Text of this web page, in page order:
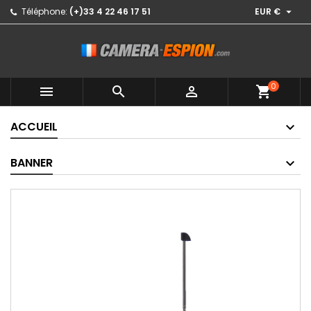
Téléphone: (+)33 4 22 46 17 51 EUR € 
   shopping_cart0
ACCUEIL
BANNER